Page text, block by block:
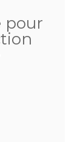
pour